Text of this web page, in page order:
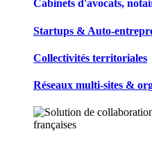
Cabinets d'avocats,
Startups & Auto-
Collectivités territoriales
Réseaux multi-sites &